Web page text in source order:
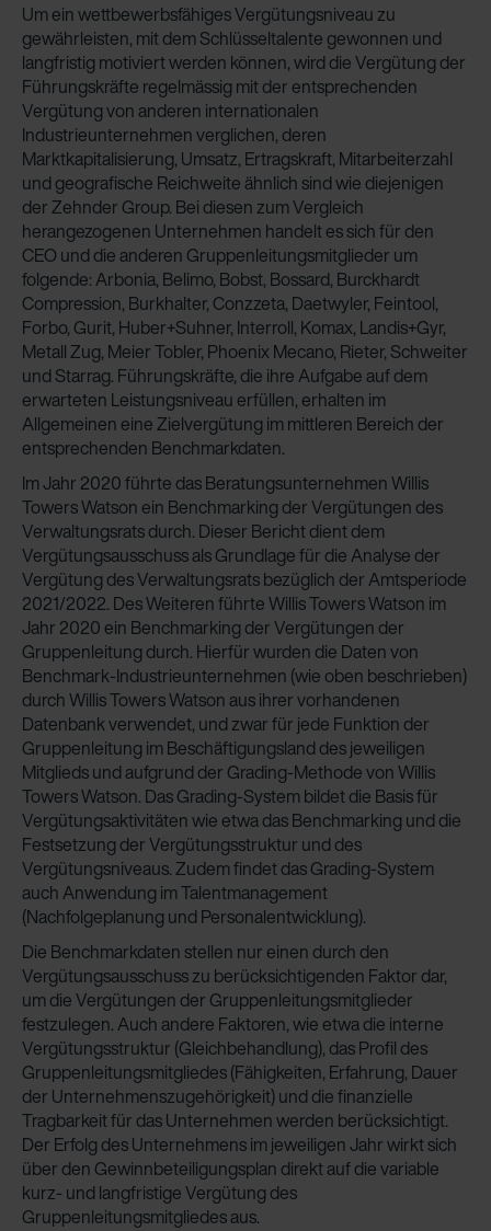
Um ein wettbewerbsfähiges Vergütungsniveau zu
gewährleisten, mit dem Schlüsseltalente gewonnen und
langfristig motiviert werden können, wird die Vergütung der
Führungskräfte regelmässig mit der entsprechenden
Vergütung von anderen internationalen
Industrieunternehmen verglichen, deren
Marktkapitalisierung, Umsatz, Ertragskraft, Mitarbeiterzahl
und geografische Reichweite ähnlich sind wie diejenigen
der Zehnder Group. Bei diesen zum Vergleich
herangezogenen Unternehmen handelt es sich für den
CEO und die anderen Gruppenleitungsmitglieder um
folgende: Arbonia, Belimo, Bobst, Bossard, Burckhardt
Compression, Burkhalter, Conzzeta, Daetwyler, Feintool,
Forbo, Gurit, Huber+Suhner, Interroll, Komax, Landis+Gyr,
Metall Zug, Meier Tobler, Phoenix Mecano, Rieter, Schweiter
und Starrag. Führungskräfte, die ihre Aufgabe auf dem
erwarteten Leistungsniveau erfüllen, erhalten im
Allgemeinen eine Zielvergütung im mittleren Bereich der
entsprechenden Benchmarkdaten.
Im Jahr 2020 führte das Beratungsunternehmen Willis
Towers Watson ein Benchmarking der Vergütungen des
Verwaltungsrats durch. Dieser Bericht dient dem
Vergütungsausschuss als Grundlage für die Analyse der
Vergütung des Verwaltungsrats bezüglich der Amtsperiode
2021/2022. Des Weiteren führte Willis Towers Watson im
Jahr 2020 ein Benchmarking der Vergütungen der
Gruppenleitung durch. Hierfür wurden die Daten von
Benchmark-Industrieunternehmen (wie oben beschrieben)
durch Willis Towers Watson aus ihrer vorhandenen
Datenbank verwendet, und zwar für jede Funktion der
Gruppenleitung im Beschäftigungsland des jeweiligen
Mitglieds und aufgrund der Grading-Methode von Willis
Towers Watson. Das Grading-System bildet die Basis für
Vergütungsaktivitäten wie etwa das Benchmarking und die
Festsetzung der Vergütungsstruktur und des
Vergütungsniveaus. Zudem findet das Grading-System
auch Anwendung im Talentmanagement
(Nachfolgeplanung und Personalentwicklung).
Die Benchmarkdaten stellen nur einen durch den
Vergütungsausschuss zu berücksichtigenden Faktor dar,
um die Vergütungen der Gruppenleitungsmitglieder
festzulegen. Auch andere Faktoren, wie etwa die interne
Vergütungsstruktur (Gleichbehandlung), das Profil des
Gruppenleitungsmitgliedes (Fähigkeiten, Erfahrung, Dauer
der Unternehmenszugehörigkeit) und die finanzielle
Tragbarkeit für das Unternehmen werden berücksichtigt.
Der Erfolg des Unternehmens im jeweiligen Jahr wirkt sich
über den Gewinnbeteiligungsplan direkt auf die variable
kurz- und langfristige Vergütung des
Gruppenleitungsmitgliedes aus.